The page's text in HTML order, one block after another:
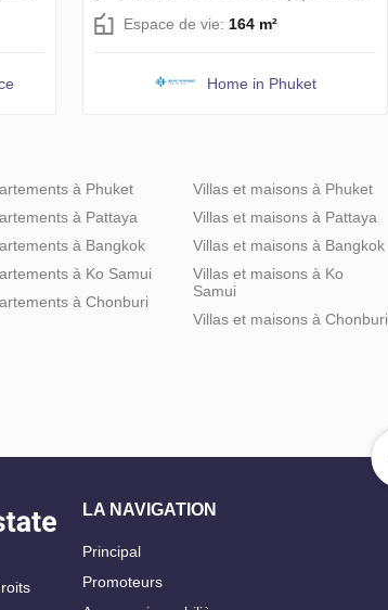
Espace de vie: 164 m²
Home in Phuket
à Phuket
à Pattaya
à Bangkok
à Ko Samui
à Chonburi
Villas et maisons à Phuket
Villas et maisons à Pattaya
Villas et maisons à Bangkok
Villas et maisons à Ko
Samui
Villas et maisons à Chonburi
LA NAVIGATION
Principal
Promoteurs